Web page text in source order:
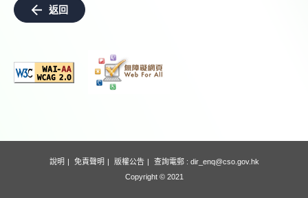
返回
說明 免責聲明 版權公告 查詢電郵 : dir_enq@cso.gov.hk
Copyright © 2021